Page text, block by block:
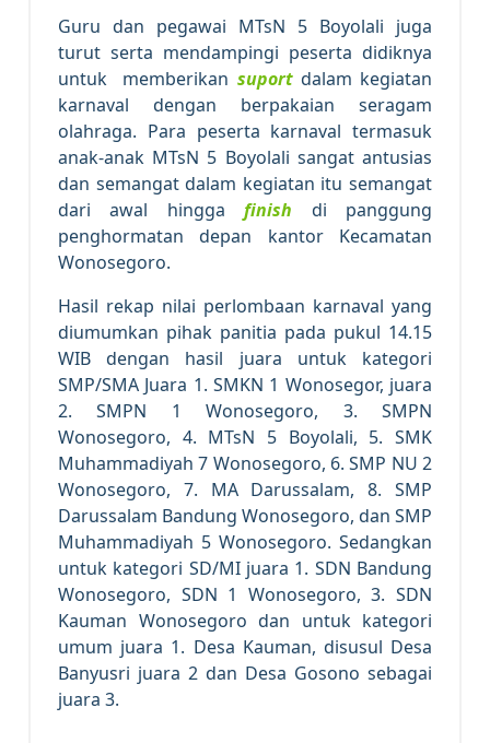
Guru dan pegawai MTsN 5 Boyolali juga
turut serta mendampingi peserta didiknya
untuk memberikan suportdalam kegiatan
karnaval dengan berpakaian seragam
olahraga. Para peserta karnaval termasuk
anak-anak MTsN 5 Boyolali sangat antusias
dan semangat dalam kegiatan itu semangat
dari awal hinggafinish di panggung
penghormatan depan kantor Kecamatan
Wonosegoro.
Hasil rekap nilai perlombaan karnaval yang
diumumkan pihak panitia pada pukul 14.15
WIB dengan hasil juara untuk kategori
SMP/SMA Juara 1. SMKN 1 Wonosegor, juara
2. SMPN 1 Wonosegoro, 3. SMPN
Wonosegoro, 4. MTsN 5 Boyolali, 5. SMK
Muhammadiyah 7 Wonosegoro, 6. SMP NU 2
Wonosegoro, 7. MA Darussalam, 8. SMP
Darussalam Bandung Wonosegoro, dan SMP
Muhammadiyah 5 Wonosegoro. Sedangkan
untuk kategori SD/MI juara 1. SDN Bandung
Wonosegoro, SDN 1 Wonosegoro, 3. SDN
Kauman Wonosegoro dan untuk kategori
umum juara 1. Desa Kauman, disusul Desa
Banyusri juara 2 dan Desa Gosono sebagai
juara 3.